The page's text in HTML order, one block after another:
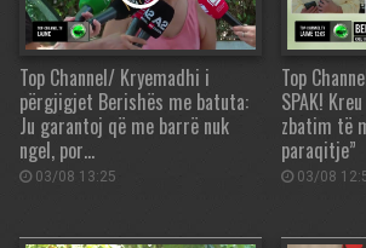
Top Channel/ Kryemadhi i
përgjigjet Berishës me batuta:
Ju garantoj që me barrë nuk
ngel, por…
03/08 13:25
Top
SPAK!
zbatim të
paraqitje”
03/08